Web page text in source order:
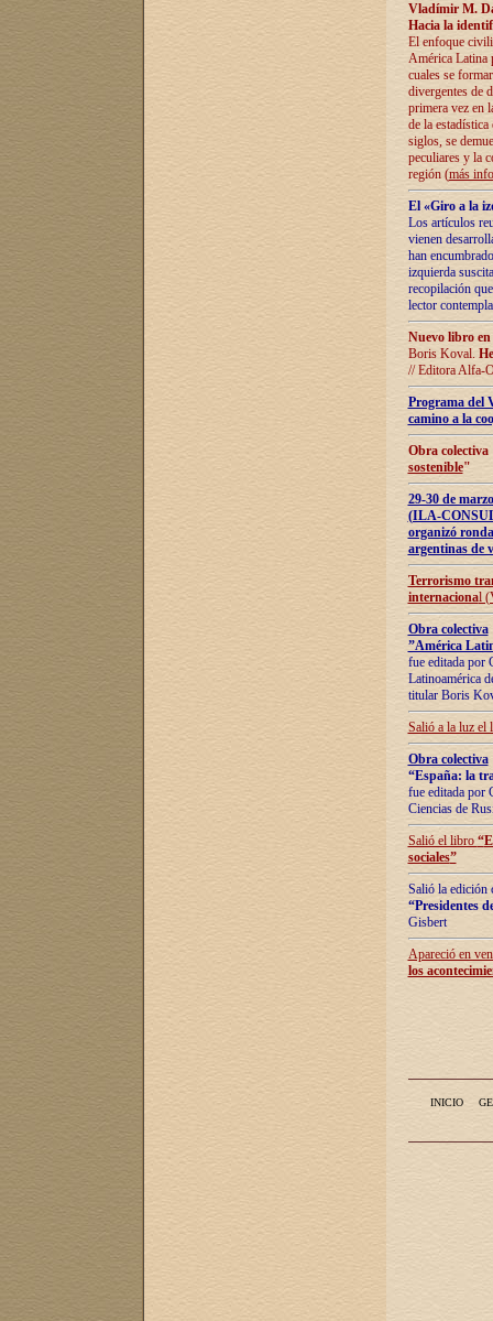
Vladímir M.
Hacia la
El enfoque
América Latina
cuales se
divergentes de
primera vez en
de la
siglos, se
peculiares y la
región (más
El «Giro a la
Los artículos
vienen
han
izquierda
recopilación
lector
Nuevo libro
Boris Koval.
// Editora Alfa-
Programa del
camino a la
Obra
sostenible"
29-30 de
(ILA-
organizó
argentinas de
Terrorismo
internacional
Obra colectiva
”América
fue editada por
Latinoamérica
titular Boris
Salió a la luz el
Obra colectiva
“España: la
fue editada por
Ciencias de
Salió el libro “
sociales”
Salió la edición
“Presidentes
Gisbert
Apareció en
los
INICIO